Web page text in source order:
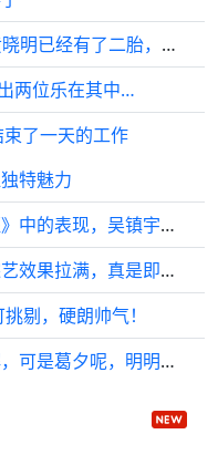
Angelababy 带 看海豚，即使黄晓明已经有了二胎，父母对小海绵的爱依然如故
两位乐在其中…
了一天的工作
特魅力
费曼点评吴镇宇在《无限超越班》中的表现，吴镇宇的儿子真是太有梗了
对于帅哥的偏见，一开口就将综艺效果拉满，真是即兴真人秀的典范…
剔，硬朗帅气！
留几手不愿意离婚我们可以理解，可是葛夕呢，明明那么坚定的要离婚啊